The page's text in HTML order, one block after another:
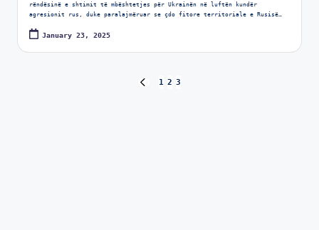
rëndësinë e shtimit të mbështetjes për Ukrainën në luftën kundër
agresionit rus, duke paralajmëruar se çdo fitore territoriale e Rusisë…
January 23, 2025
1 2 3